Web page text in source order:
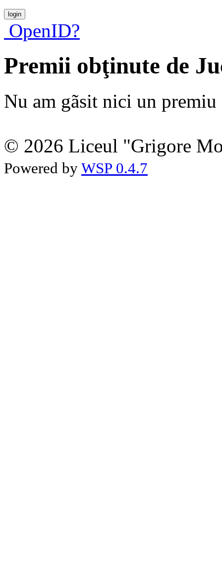
OpenID?
Premii obţinute de
Nu am gãsit nici un premiu
© 2026 Liceul "Grigore
Powered by WSP 0.4.7